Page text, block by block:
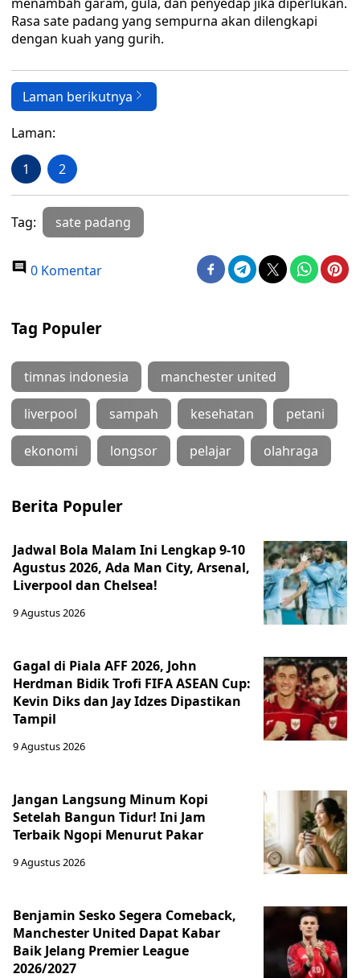
Rasa sate padang yang sempurna akan dilengkapi
dengan kuah yang gurih.
Laman berikutnya
Laman:
1 2
Tag: sate padang
0 Komentar
Tag Populer
timnas indonesia manchester united
liverpool sampah kesehatan petani
ekonomi longsor pelajar olahraga
Berita Populer
Jadwal Bola Malam Ini Lengkap 9-10
Agustus 2026, Ada Man City, Arsenal,
Liverpool dan Chelsea!
9 Agustus 2026
Gagal di Piala AFF 2026, John
Herdman Bidik Trofi FIFA ASEAN Cup:
Kevin Diks dan Jay Idzes Dipastikan
Tampil
9 Agustus 2026
Jangan Langsung Minum Kopi
Setelah Bangun Tidur! Ini Jam
Terbaik Ngopi Menurut Pakar
9 Agustus 2026
Benjamin Sesko Segera Comeback,
Manchester United Dapat Kabar
Baik Jelang Premier League
2026/2027